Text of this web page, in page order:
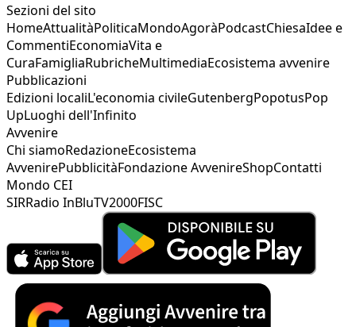
Sezioni del sito
HomeAttualitàPoliticaMondoAgoràPodcastChiesaIdee e
CommentiEconomiaVita e
CuraFamigliaRubricheMultimediaEcosistema avvenire
Pubblicazioni
Edizioni localiL'economia civileGutenbergPopotusPop
UpLuoghi dell'Infinito
Avvenire
Chi siamoRedazioneEcosistema
AvvenirePubblicitàFondazione AvvenireShopContatti
Mondo CEI
SIRRadio InBluTV2000FISC